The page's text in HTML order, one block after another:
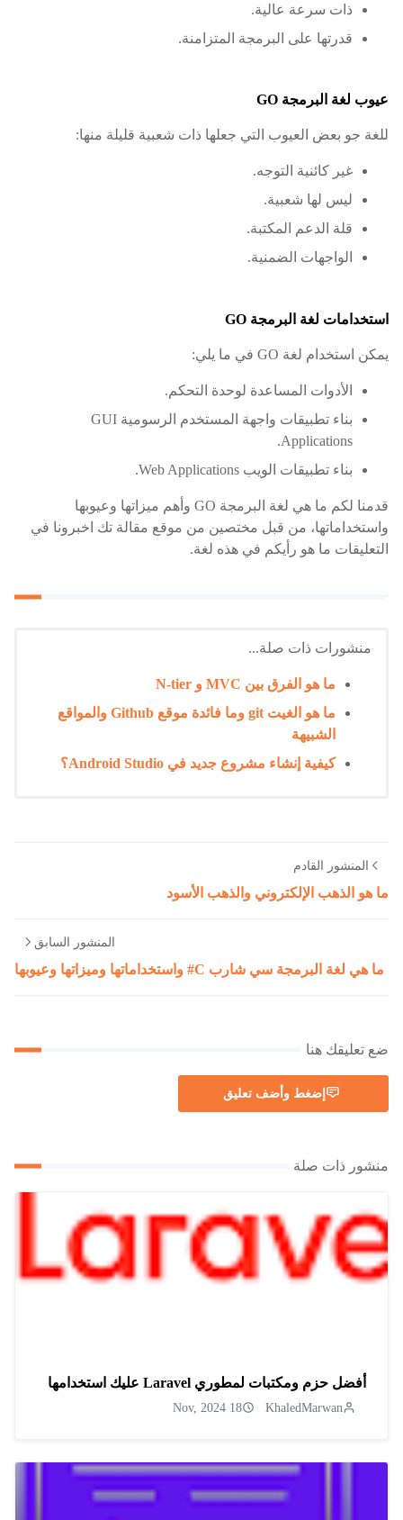
ذات سرعة عالية.
قدرتها على البرمجة المتزامنة.
عيوب لغة البرمجة GO
للغة جو بعض العيوب التي جعلها ذات شعبية قليلة منها:
غير كائنية التوجه.
ليس لها شعبية.
قلة الدعم المكتبة.
الواجهات الضمنية.
استخدامات لغة البرمجة GO
يمكن استخدام لغة GO في ما يلي:
الأدوات المساعدة لوحدة التحكم.
بناء تطبيقات واجهة المستخدم الرسومية GUI
Applications.
بناء تطبيقات الويب Web Applications.
قدمنا لكم ما هي لغة البرمجة GO وأهم ميزاتها وعيوبها
واستخداماتها، من قبل مختصين من موقع مقالة تك اخبرونا في
التعليقات ما هو رأيكم في هذه لغة.
منشورات ذات صلة...
ما هو الفرق بين MVC و N-tier
ما هو الغيت git وما فائدة موقع Github والمواقع
الشبيهة
كيفية إنشاء مشروع جديد في Android Studio؟
المنشور القادم
ما هو الذهب الإلكتروني والذهب الأسود
المنشور السابق
ما هي لغة البرمجة سي شارب C# واستخداماتها وميزاتها وعيوبها
ضع تعليقك هنا
إضغط وأضف تعليق
منشور ذات صلة
أفضل حزم ومكتبات لمطوري Laravel عليك استخدامها
KhaledMarwan
18 Nov, 2024